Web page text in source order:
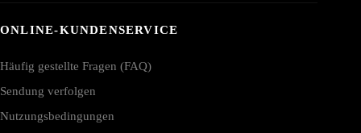
ONLINE-KUNDENSERVICE
Häufig gestellte Fragen (FAQ)
Sendung verfolgen
Nutzungsbedingungen